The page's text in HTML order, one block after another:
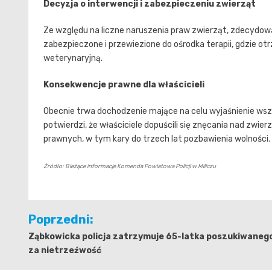
Decyzja o interwencji i zabezpieczeniu zwierząt
Ze względu na liczne naruszenia praw zwierząt,
zabezpieczone i przewiezione do ośrodka terapii, gdzie
weterynaryjną.
Konsekwencje prawne dla właścicieli
Obecnie trwa dochodzenie mające na celu wyjaśnienie
potwierdzi, że właściciele dopuścili się znęcania nad
prawnych, w tym kary do trzech lat pozbawienia wolności.
Źródło: Bieżące informacje Komenda Powiatowa Policji w Miliczu
Nawigacja
wpisu
Poprzedni:
Ząbkowicka policja zatrzymuje 65-latka
za nietrzeźwość